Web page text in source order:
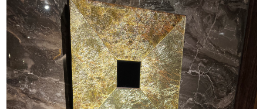
Shop Info 店舗一覧
J-Tokyo
Entertainment
プロダクション事業